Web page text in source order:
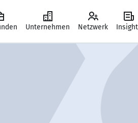
Unternehmen Netzwerk